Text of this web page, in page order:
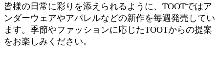
皆様の日常に彩りを添えられるように、TOOTではア
ンダーウェアやアパレルなどの新作を毎週発売してい
ます。季節やファッションに応じたTOOTからの提案
をお楽しみください。